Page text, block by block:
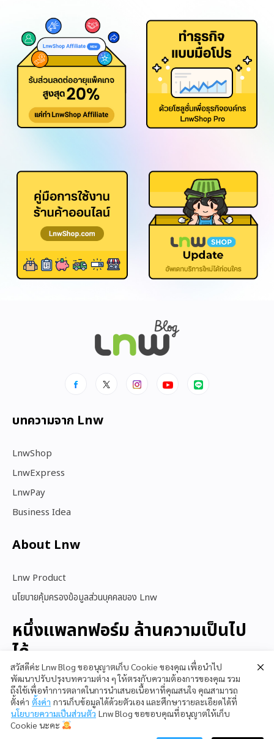
บทความจาก Lnw
LnwShop
LnwExpress
LnwPay
Business Idea
About Lnw​
Lnw Product
นโยบายคุ้มครองข้อมูลส่วนบุคคลของ Lnw
หนึ่งแพลทฟอร์ม ล้านความเป็นไป
ได้
สนใจใช้ LnwShop
สวัสดีค่ะ Lnw Blog ขออนุญาตเก็บ Cookie ของคุณ เพื่อนำไป
พัฒนาปรับปรุงบทความต่าง ๆ ให้ตรงกับความต้องการของคุณ รวม
ถึงใช้เพื่อทำการตลาดในการนำเสนอเนื้อหาที่คุณสนใจ คุณสามารถ
ตั้งค่า ตั้งค่า การเก็บข้อมูลได้ด้วยตัวเอง และศึกษารายละเอียดได้ที่
นโยบายความเป็นส่วนตัว Lnw Blog ขอขอบคุณที่อนุญาตให้เก็บ
Cookie นะคะ